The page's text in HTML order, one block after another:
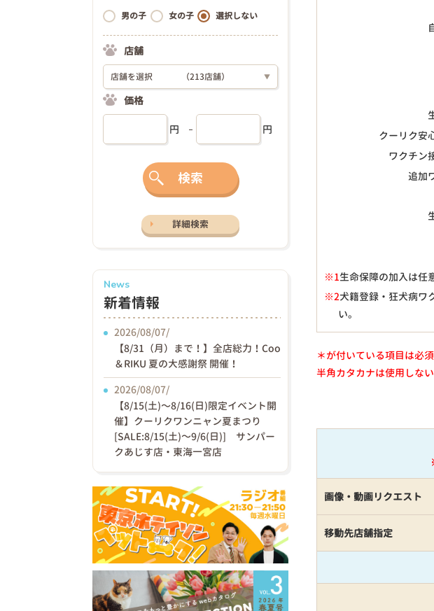
クーリク安
ワクチン
追加
※1生命保障の加入は任
※2犬籍登録・狂犬病ワ
い。
＊が付いている項目は必須
半角カタカナは使用しない
画像・動画リクエスト
移動先店舗指定
男の子 女の子 選択しない
店舗
店舗を選択 （213店舗） ▼
価格
円 円
検索
詳細検索
News
新着情報
2026/08/07/
【8/31（月）まで！】全店総力！Coo
＆RIKU 夏の大感謝祭 開催！
2026/08/07/
【8/15(土)〜8/16(日)限定イベント開
催】クーリクワンニャン夏まつり
[SALE:8/15(土)～9/6(日)] サンパー
クあじす店・東海一宮店